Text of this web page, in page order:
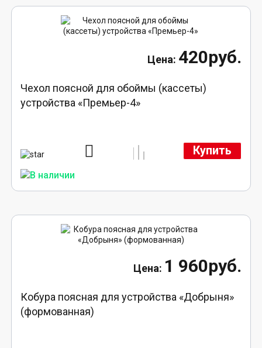
420руб.
Чехол поясной для обоймы (кассеты)
устройства «Премьер-4»
Купить
1 960руб.
Кобура поясная для устройства «Добрыня»
(формованная)